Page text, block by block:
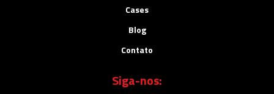
Cases
Blog
Contato
Siga-nos: